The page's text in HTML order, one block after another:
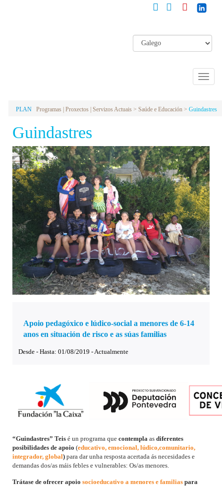
Toggle
PLAN Programas | Proxectos | Servizos Actuais > Saúde e Educación > Guindastres
Guindastres
Apoio pedagóxico e lúdico-social a menores de 6-14
anos en situación de risco e as súas familias
Desde - Hasta: 01/08/2019 - Actualmente
“Guindastres” Teis é un programa que contempla as diferentes
posibilidades de apoio (educativo, emocional, lúdico,comunitario,
integrador, global) para dar unha resposta acertada ás necesidades e
demandas dos/as máis febles e vulnerables: Os/as menores.
Trátase de ofrecer apoio socioeducativo a menores e familias para